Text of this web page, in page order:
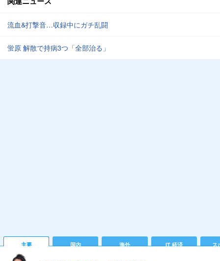
流血&打撃音…収録中にガチ乱闘
蛍原 解散で持病3つ「全部治る」
主要 国内 海外 IT 経済 ス